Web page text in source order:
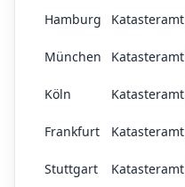
Hamburg
Katasteramt
München
Katasteramt
Köln
Katasteramt
Frankfurt
Katasteramt
Stuttgart
Katasteramt